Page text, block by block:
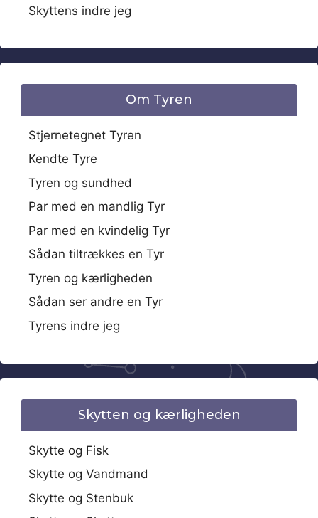
Skyttens indre jeg
Om Tyren
Stjernetegnet Tyren
Kendte Tyre
Tyren og sundhed
Par med en mandlig Tyr
Par med en kvindelig Tyr
Sådan tiltrækkes en Tyr
Tyren og kærligheden
Sådan ser andre en Tyr
Tyrens indre jeg
Skytten og kærligheden
Skytte og Fisk
Skytte og Vandmand
Skytte og Stenbuk